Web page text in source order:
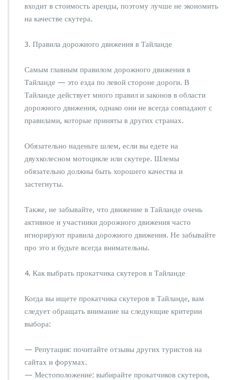
входит в стоимость аренды, поэтому лучше не экономить
на качестве скутера.
3. Правила дорожного движения в Тайланде
Самым главным правилом дорожного движения в
Тайланде — это езда по левой стороне дороги. В
Тайланде действует много правил и законов в области
дорожного движения, однако они не всегда совпадают с
правилами, которые приняты в других странах.
Обязательно наденьте шлем, если вы едете на
двухколесном мотоцикле или скутере. Шлемы
обязательно должны быть хорошего качества и
застегнуты.
Также, не забывайте, что движение в Тайланде очень
активное и участники дорожного движения часто
игнорируют правила дорожного движения. Не забывайте
про это и будьте всегда внимательны.
4. Как выбрать прокатчика скутеров в Тайланде
Когда вы ищете прокатчика скутеров в Тайланде, вам
следует обращать внимание на следующие критерии
выбора:
— Репутация: почитайте отзывы других туристов на
сайтах и форумах.
— Местоположение: выбирайте прокатчиков скутеров,